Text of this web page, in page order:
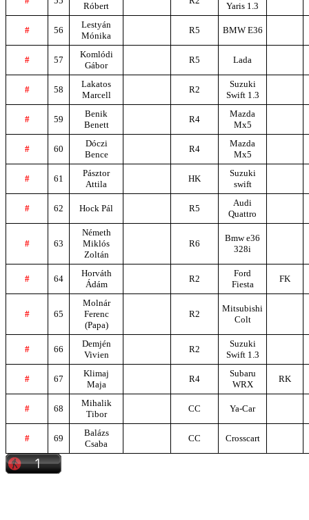
Róbert
Yaris 1.3
# 56
Lestyán
Mónika
R5 BMW E36
# 57
Komlódi
Gábor
R5 Lada
# 58
Lakatos
Marcell
R2
Suzuki
Swift 1.3
# 59
Benik
Benett
R4
Mazda
Mx5
# 60
Dóczi
Bence
R4
Mazda
Mx5
# 61
Pásztor
Attila
HK
Suzuki
swift
# 62 Hock Pál R5
Audi
Quattro
# 63
Németh
Miklós
Zoltán
R6
Bmw e36
328i
# 64
Horváth
Ádám
R2
Ford
Fiesta
FK
# 65
Molnár
Ferenc
(Papa)
R2
Mitsubishi
Colt
# 66
Demjén
Vivien
R2
Suzuki
Swift 1.3
# 67
Klimaj
Maja
R4
Subaru
WRX
RK
# 68
Mihalik
Tibor
CC Ya-Car
# 69
Balázs
Csaba
CC Crosscart